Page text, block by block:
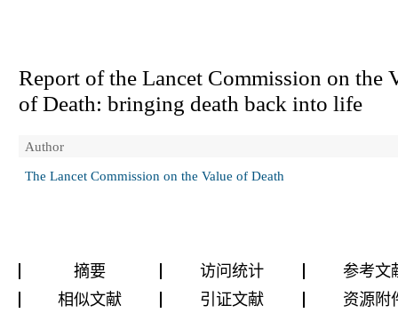
Report of the Lancet Commission on the
of Death: bringing death back into life
Author
The Lancet Commission on the Value of Death
摘要 访问统计
参考文
相似文献
引证文献 资源附